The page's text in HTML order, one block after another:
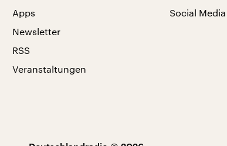
Apps
Newsletter
RSS
Veranstaltungen
Social Media